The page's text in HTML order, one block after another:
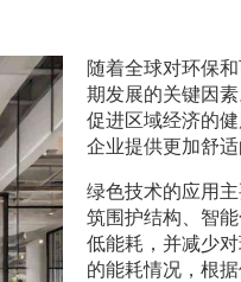
随着全球对环保
期发展的关键因
促进区域经济的
企业提供更加舒
绿色技术的应用
筑围护结构、智
低能耗，并减少
的能耗情况，根